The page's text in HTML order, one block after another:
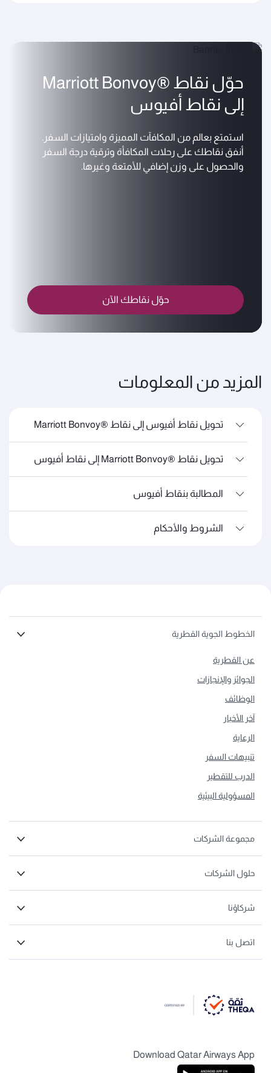
حوّل نقاط ®Marriott Bonvoy
إلى نقاط أفيوس
استمتع بعالم من المكافآت المميزة وامتيازات السفر.
أنفق نقاطك على رحلات المكافأة وترقية درجة السفر
والحصول على وزن إضافي للأمتعة وغيرها.
حوّل نقاطك الآن
المزيد من المعلومات
تحويل نقاط أفيوس إلى نقاط ®Marriott Bonvoy
تحويل نقاط ®Marriott Bonvoy إلى نقاط أفيوس
المطالبة بنقاط أفيوس
الشروط والأحكام
الخطوط الجوية القطرية
عن القطرية
الجوائز والإنجازات
الوظائف
آخر الأخبار
الرعاية
تنبيهات السفر
الدرب للتقطير
المسؤولية البيئية
مجموعة الشركات
حلول الشركات
شركاؤنا
اتصل بنا
Download Qatar Airways App